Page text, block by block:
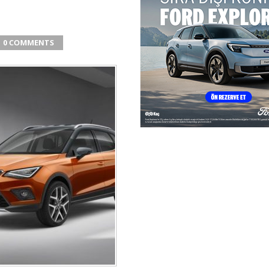
C-HR 1.8 Hybrid GR Sport İncelemesi
Yazılıyor: Kia EV3 Direksiyonundayız!
Kez “Türkiye’de Yılın Otomobili” Seçildi!
e-DCS6
HS Plug-in Hybrid (EHS) İncelemesi
0 COMMENTS